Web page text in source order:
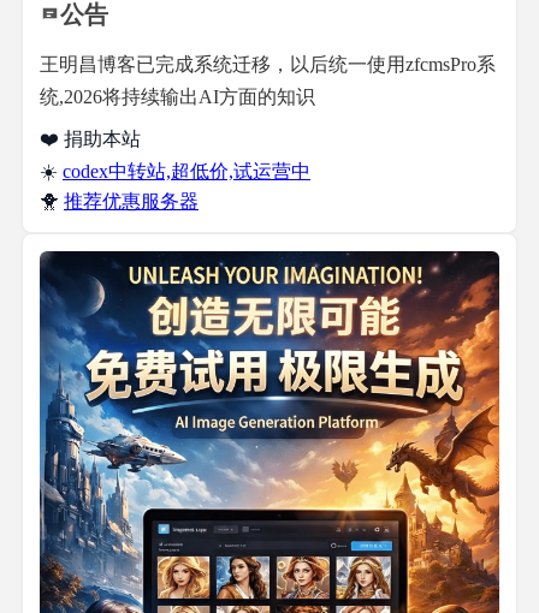
公告
王明昌博客已完成系统迁移，以后统一使用zfcmsPro系
统,2026将持续输出AI方面的知识
❤️ 捐助本站
☀️ codex中转站,超低价,试运营中
🐥 推荐优惠服务器